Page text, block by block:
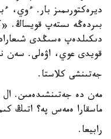
ديرەكتورىمىز بار. ءوي،
بىردەڭە ىستەپ قويساڭ.
دىكىلدەپ ەسىڭدى
قويدى عوي، اۋەلى. سەن
جەتىنشى كلاستا.
مەن دە جەتىنشىدەمىن.
ماسقارا ەمەس پە؟ اتىڭ
رابيعا.